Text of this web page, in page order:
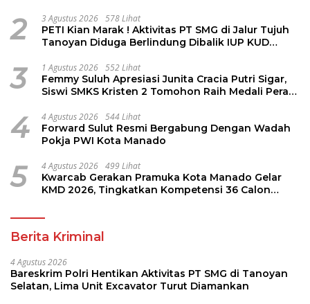
2 3 Agustus 2026 578 Lihat
PETI Kian Marak ! Aktivitas PT SMG di Jalur Tujuh
Tanoyan Diduga Berlindung Dibalik IUP KUD
3 1 Agustus 2026 552 Lihat
Femmy Suluh Apresiasi Junita Cracia Putri Sigar,
Siswi SMKS Kristen 2 Tomohon Raih Medali Perak
4 4 Agustus 2026 544 Lihat
Forward Sulut Resmi Bergabung Dengan Wadah
Pokja PWI Kota Manado
5 4 Agustus 2026 499 Lihat
Kwarcab Gerakan Pramuka Kota Manado Gelar
KMD 2026, Tingkatkan Kompetensi 36 Calon
Berita Kriminal
4 Agustus 2026
Bareskrim Polri Hentikan Aktivitas PT SMG di Tanoyan
Selatan, Lima Unit Excavator Turut Diamankan